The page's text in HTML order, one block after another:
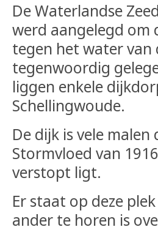
De Waterlandse
werd aangelegd om
tegen het water van
tegenwoordig
liggen enkele
Schellingwoude.
De dijk is vele
Stormvloed van
verstopt ligt.
Er staat op deze
ander te horen is